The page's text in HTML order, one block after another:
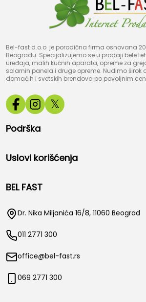
Bel-fast d.o.o. je porodična firma osnovana
Beogradu. Specijalizujemo se u prodaji bele
uređaja, malih kućnih aparata, opreme za
solarnih panela i druge opreme. Nudimo širok
domaćih i svetskih brendova po povoljnim
𝕏
Podrška
Uslovi korišćenja
BEL FAST
Dr. Nika Miljanića 16/8, 11060 Beograd
011 2771 300
office@bel-fast.rs
069 2771 300